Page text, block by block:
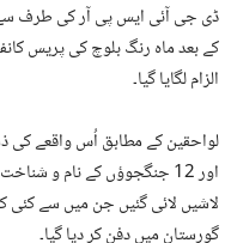
ڈی جی آئی ایس پی آر کی طرف سے
کے بعد ماہ رنگ بلوچ کی پریس
الزام لگایا گیا۔
لواحقین کے مطابق اُس واقعے کی
لاشیں لائی گئیں جن میں سے
گورستان میں دفن کر دیا گیا۔